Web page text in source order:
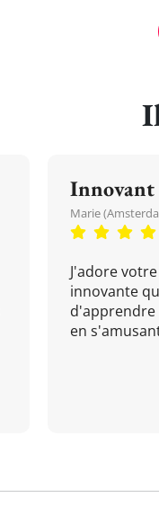
Innovant
Marie
J'adore
innovante
en